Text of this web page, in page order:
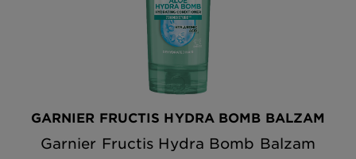
GARNIER FRUCTIS HYDRA BOMB BALZAM
Garnier Fructis Hydra Bomb Balzam